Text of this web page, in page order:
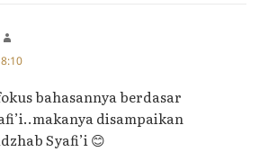
bahasannya berdasar
disampaikan
Syafi’i 😊